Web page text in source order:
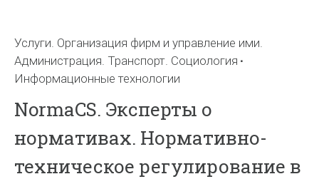
Услуги. Организация фирм и управление ими.
Администрация. Транспорт. Социология
Информационные технологии
NormaCS. Эксперты о
нормативах. Нормативно-
техническое регулирование в